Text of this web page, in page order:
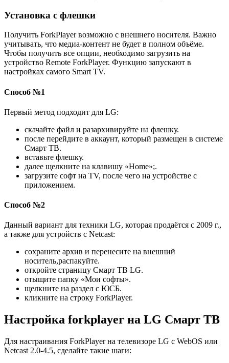
Установка с флешки
Получить ForkPlayer возможно с внешнего носителя. Важно
учитывать, что медиа-контент не будет в полном объёме.
Чтобы получить все опции, необходимо загрузить на
устройство Remote ForkPlayer. Функцию запускают в
настройках самого Smart TV.
Способ №1
Первый метод подходит для LG:
скачайте файл и разархивируйте на флешку.
после перейдите в аккаунт, который размещен в системе
Смарт ТВ.
вставьте флешку.
далее щелкните на клавишу «Home»;.
загрузите софт на TV, после чего на устройстве с
приложением.
Способ №2
Данный вариант для техники LG, которая продаётся с 2009 г.,
а также для устройств с Netcast:
сохраните архив и перенесите на внешний
носитель,распакуйте.
откройте страницу Смарт ТВ LG.
отыщите папку «Мои софты».
щелкните на раздел с ЮСБ.
кликните на строку ForkPlayer.
Настройка forkplayer на LG Смарт ТВ
Для настраивания ForkPlayer на телевизоре LG с WebOS или
Netcast 2.0-4.5, сделайте такие шаги: